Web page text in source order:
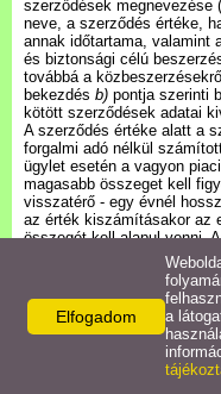
Bezerédj Amália
Önkormányzati
Egyéb intézmények
Egyéb
Egészségügyi
Uraiújfalu
szerződések
neve, a szerződés értéke,
annak időtartama, valamint
és biztonsági célú
továbbá a
bekezdés b) pontja szerinti
kötött szerződések adatai
A szerződés értéke alatt a
forgalmi adó nélkül
ügylet esetén a vagyon
magasabb összeget kell
visszatérő - egy évnél
az érték kiszámításakor az
összegét kell alapul venni.
szerződő féllel kötött
5. A koncesszióról szóló
(pályázati kiírások,
emlékeztetők, pályázat
6. A közfeladatot ellátó
Elfogadom
a